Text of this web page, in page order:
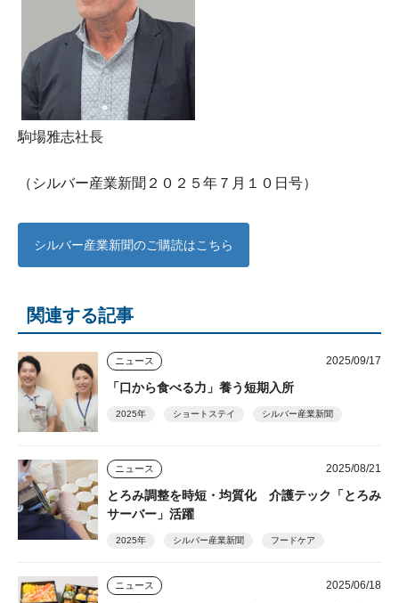
駒場雅志社長
（シルバー産業新聞２０２５年７月１０日号）
シルバー産業新聞のご購読はこちら
関連する記事
ニュース 2025/09/17
「口から食べる力」養う短期入所
2025年 ショートステイ シルバー産業新聞
ニュース 2025/08/21
とろみ調整を時短・均質化 介護テック「とろみ
サーバー」活躍
2025年 シルバー産業新聞 フードケア
ニュース 2025/06/18